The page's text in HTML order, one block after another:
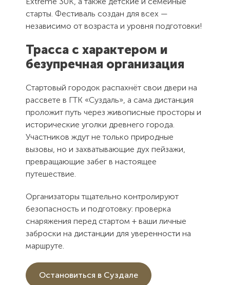
Как Вас
почта
форму Вы
соглашаетесь
пользовательским
Отправить
Как Вас
телефон
форму Вы
соглашаетесь
пользовательским
Отправить
Спасибо, мы
Вам
Закрыть
старты. Фестиваль создан для всех —
независимо от возраста и уровня подготовки!
Трасса с характером и
безупречная организация
Стартовый городок распахнёт свои двери на
рассвете в ГТК «Суздаль», а сама дистанция
проложит путь через живописные просторы и
исторические уголки древнего города.
Участников ждут не только природные
вызовы, но и захватывающие дух пейзажи,
превращающие забег в настоящее
путешествие.
Организаторы тщательно контролируют
безопасность и подготовку: проверка
снаряжения перед стартом + ваши личные
заброски на дистанции для уверенности на
маршруте.
Остановиться в Суздале